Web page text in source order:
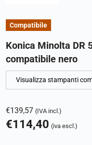
Compatibile
Konica Minolta DR
compatibile nero
Visualizza stampanti
€139,57 (IVA incl.)
€114,40 (iva escl.)